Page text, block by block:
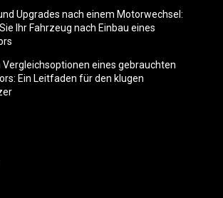
Upgrades nach einem Motorwechsel:
Ihr Fahrzeug nach Einbau eines
Vergleichsoptionen eines gebrauchten
Ein Leitfaden für den klugen